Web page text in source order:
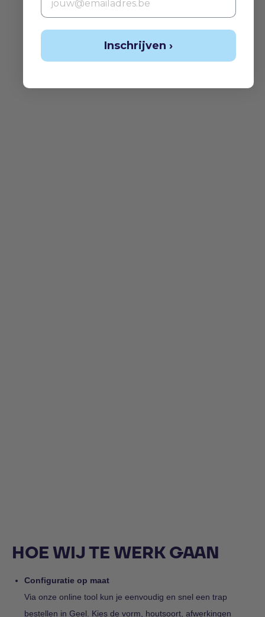
HOE WIJ TE WERK GAAN
Configuratie op maat
Via onze online tool kun je eenvoudig en snel een trap
bestellen in Geel. Kies de vorm, houtsoort, afwerkingen
Inschrijven ›